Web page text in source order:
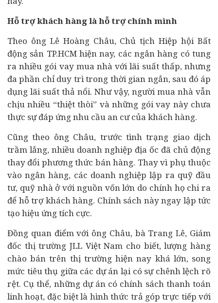
Hỗ trợ khách hàng là hỗ trợ chính mình
Theo ông Lê Hoàng Châu, Chủ tịch Hiệp hội Bất
động sản TP.HCM hiện nay, các ngân hàng có tung
ra nhiều gói vay mua nhà với lãi suất thấp, nhưng
đa phần chỉ duy trì trong thời gian ngắn, sau đó áp
dụng lãi suất thả nổi. Như vậy, người mua nhà vẫn
chịu nhiều “thiệt thòi” và những gói vay này chưa
thực sự đáp ứng nhu cầu an cư của khách hàng.
Cũng theo ông Châu, trước tình trạng giao dịch
trầm lắng, nhiều doanh nghiệp địa ốc đã chủ động
thay đổi phương thức bán hàng. Thay vì phụ thuộc
vào ngân hàng, các doanh nghiệp lập ra quỹ đầu
tư, quỹ nhà ở với nguồn vốn lớn do chính họ chi ra
để hỗ trợ khách hàng. Chính sách này ngay lập tức
tạo hiệu ứng tích cực.
Đồng quan điểm với ông Châu, bà Trang Lê, Giám
đốc thị trường JLL Việt Nam cho biết, lượng hàng
chào bán trên thị trường hiện nay khá lớn, song
mức tiêu thụ giữa các dự án lại có sự chênh lệch rõ
rệt. Cụ thể, những dự án có chính sách thanh toán
linh hoạt, đặc biệt là hình thức trả góp trực tiếp với